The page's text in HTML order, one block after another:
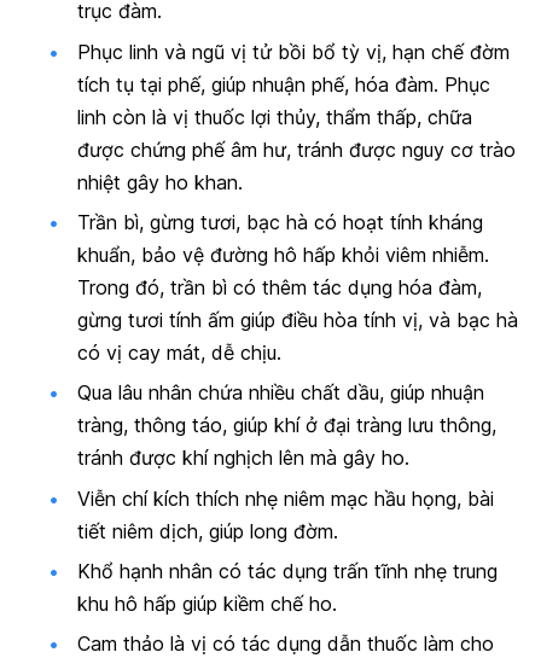
trục đàm.
Phục linh và ngũ vị tử bồi bổ tỳ vị, hạn chế đờm
tích tụ tại phế, giúp nhuận phế, hóa đàm. Phục
linh còn là vị thuốc lợi thủy, thẩm thấp, chữa
được chứng phế âm hư, tránh được nguy cơ trào
nhiệt gây ho khan.
Trần bì, gừng tươi, bạc hà có hoạt tính kháng
khuẩn, bảo vệ đường hô hấp khỏi viêm nhiễm.
Trong đó, trần bì có thêm tác dụng hóa đàm,
gừng tươi tính ấm giúp điều hòa tính vị, và bạc hà
có vị cay mát, dễ chịu.
Qua lâu nhân chứa nhiều chất dầu, giúp nhuận
tràng, thông táo, giúp khí ở đại tràng lưu thông,
tránh được khí nghịch lên mà gây ho.
Viễn chí kích thích nhẹ niêm mạc hầu họng, bài
tiết niêm dịch, giúp long đờm.
Khổ hạnh nhân có tác dụng trấn tĩnh nhẹ trung
khu hô hấp giúp kiềm chế ho.
Cam thảo là vị có tác dụng dẫn thuốc làm cho